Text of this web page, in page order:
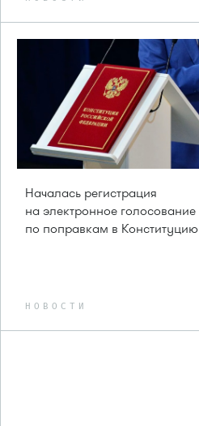
Началась регистрация
на электронное голосование
по поправкам в Конституцию
НОВОСТИ